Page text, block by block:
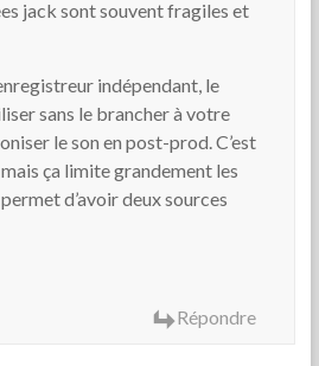
jack sont souvent fragiles et
indépendant, le
sans le brancher à votre
le son en post-prod. C’est
ça limite grandement les
d’avoir deux sources
Répondre